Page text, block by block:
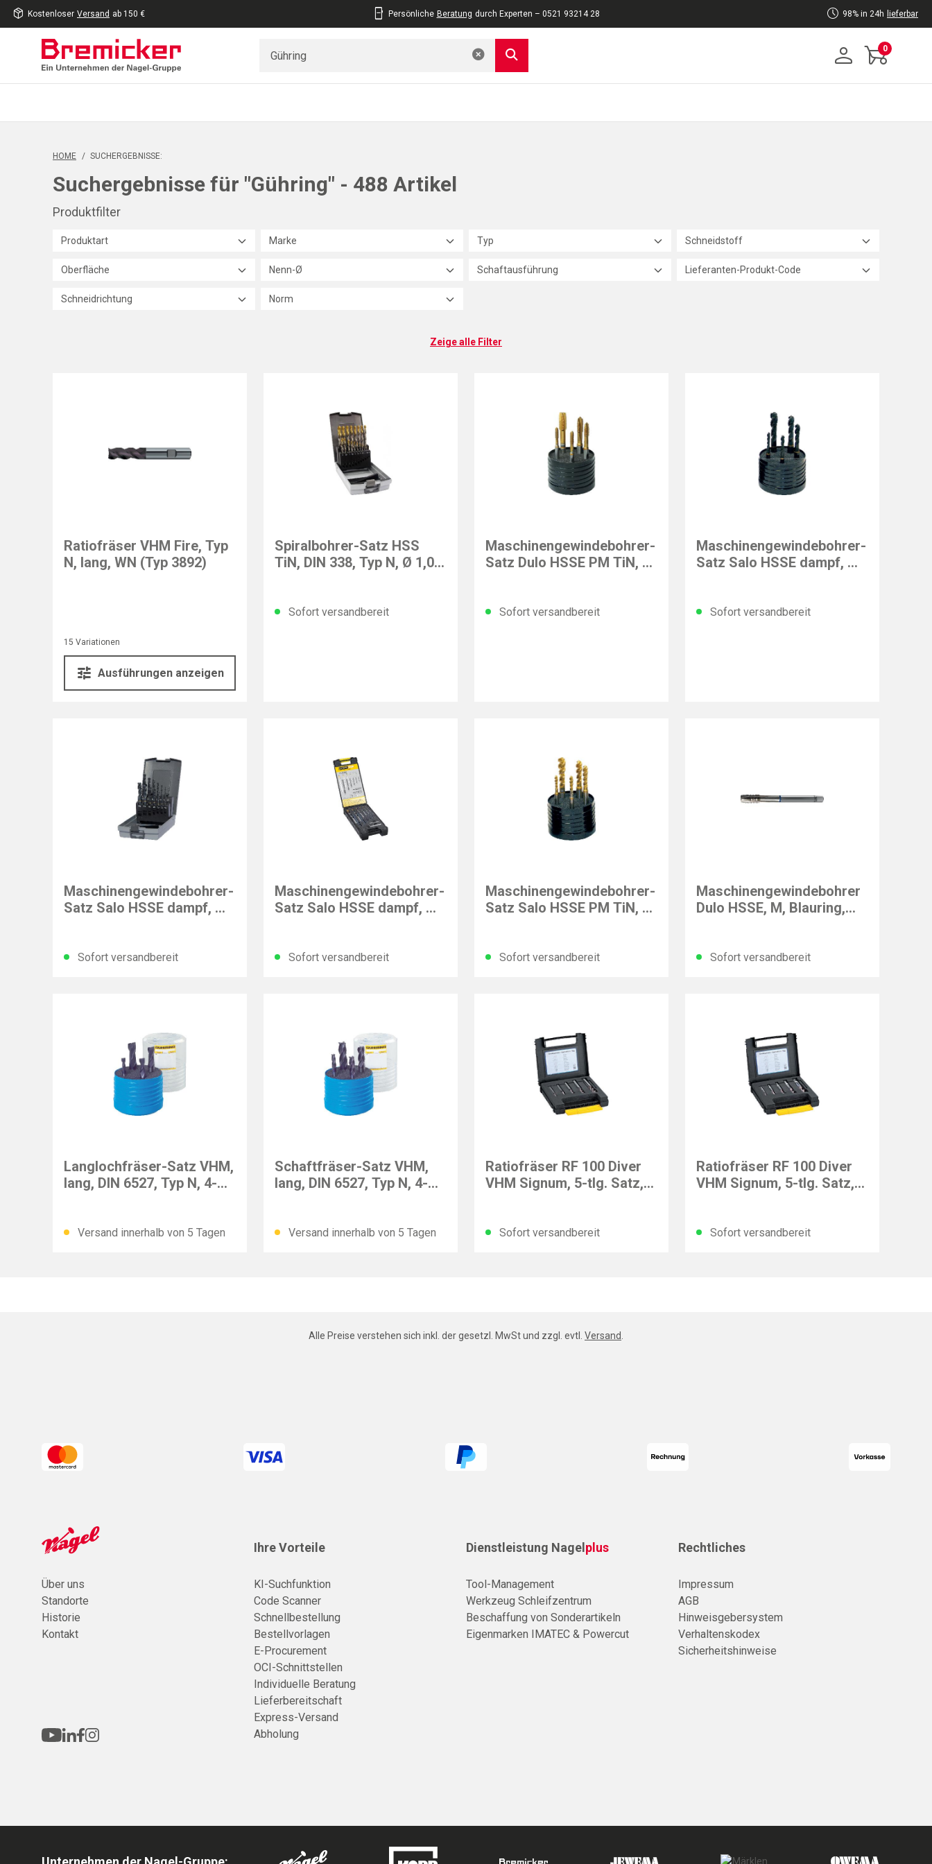
Kostenloser Versand ab 150 € Persönliche Beratung durch Experten – 0521 93214 28 98% in 24h lieferbar
0
HOME / SUCHERGEBNISSE:
Suchergebnisse für "Gühring" - 488 Artikel
Produktfilter
Produktart Marke Typ Schneidstoff
Oberfläche Nenn-Ø Schaftausführung Lieferanten-Produkt-Code
Schneidrichtung Norm
Zeige alle Filter
15 Variationen
Ausführungen anzeigen
Ratiofräser VHM Fire, Typ
N, lang, WN (Typ 3892)
Spiralbohrer-Satz HSS
TiN, DIN 338, Typ N, Ø 1,0-
Sofort versandbereit
Maschinengewindebohrer-
Satz Dulo HSSE PM TiN, M,
Sofort versandbereit
Maschinengewindebohrer-
Satz Salo HSSE dampf, M,
Sofort versandbereit
Maschinengewindebohrer-
Satz Salo HSSE dampf, M,
Sofort versandbereit
Maschinengewindebohrer-
Satz Salo HSSE dampf, M,
Sofort versandbereit
Maschinengewindebohrer-
Satz Salo HSSE PM TiN, M,
Sofort versandbereit
Maschinengewindebohrer
Dulo HSSE, M, Blauring,
Sofort versandbereit
Langlochfräser-Satz VHM,
lang, DIN 6527, Typ N, 4-
Versand innerhalb von 5 Tagen
Schaftfräser-Satz VHM,
lang, DIN 6527, Typ N, 4-
Versand innerhalb von 5 Tagen
Ratiofräser RF 100 Diver
VHM Signum, 5-tlg. Satz,
Sofort versandbereit
Ratiofräser RF 100 Diver
VHM Signum, 5-tlg. Satz,
Sofort versandbereit
Alle Preise verstehen sich inkl. der gesetzl. MwSt und zzgl. evtl. Versand
Über uns
Standorte
Historie
Kontakt
Ihre Vorteile
KI-Suchfunktion
Code Scanner
Schnellbestellung
Bestellvorlagen
E-Procurement
OCI-Schnittstellen
Individuelle Beratung
Lieferbereitschaft
Express-Versand
Abholung
Dienstleistung Nagel plus
Tool-Management
Werkzeug Schleifzentrum
Beschaffung von Sonderartikeln
Eigenmarken IMATEC & Powercut
Rechtliches
Impressum
AGB
Hinweisgebersystem
Verhaltenskodex
Sicherheitshinweise